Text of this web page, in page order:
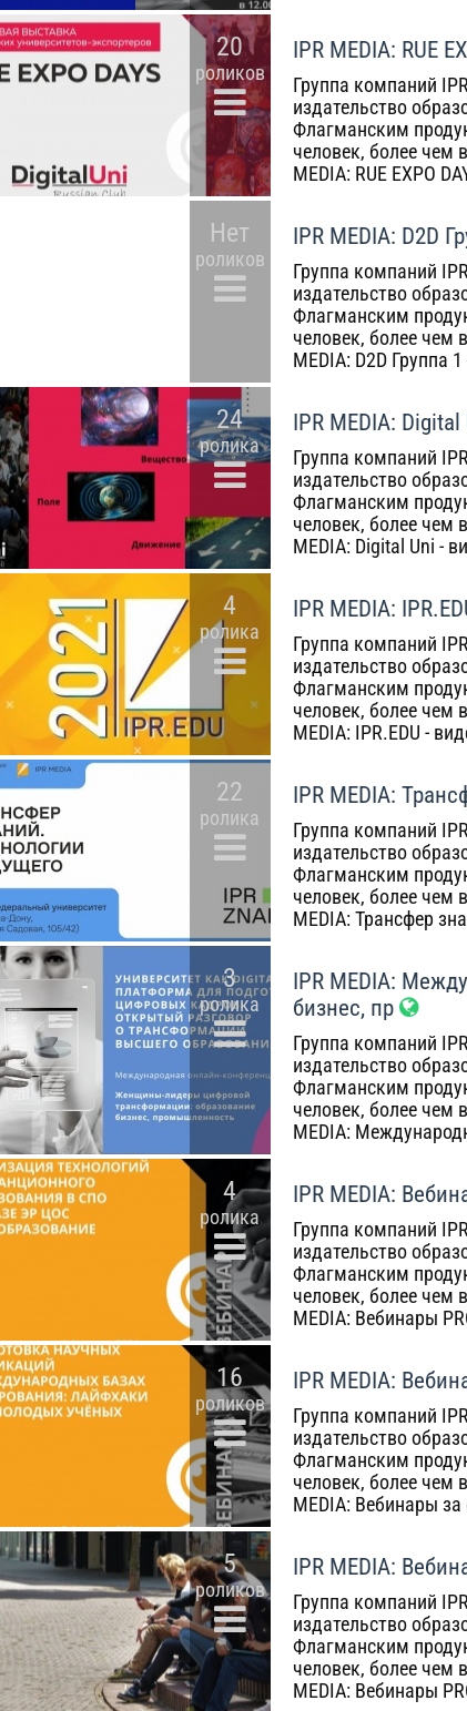
20
роликов
IPR MEDIA: RUE
Группа компаний
издательство
Флагманским
человек, более чем
MEDIA: RUE EXPO
Нет
роликов
IPR MEDIA: D2D
Группа компаний
издательство
Флагманским
человек, более чем
MEDIA: D2D Группа
24
ролика
IPR MEDIA:
Группа компаний
издательство
Флагманским
человек, более чем
MEDIA: Digital Uni -
4
ролика
IPR MEDIA:
Группа компаний
издательство
Флагманским
человек, более чем
MEDIA: IPR.EDU -
22
ролика
IPR MEDIA:
Группа компаний
издательство
Флагманским
человек, более чем
MEDIA: Трансфер
3
ролика
IPR MEDIA:
бизнес, пр
Группа компаний
издательство
Флагманским
человек, более чем
MEDIA:
4
ролика
IPR MEDIA:
Группа компаний
издательство
Флагманским
человек, более чем
MEDIA: Вебинары
16
роликов
IPR MEDIA:
Группа компаний
издательство
Флагманским
человек, более чем
MEDIA: Вебинары
5
роликов
IPR MEDIA:
Группа компаний
издательство
Флагманским
человек, более чем
MEDIA: Вебинары